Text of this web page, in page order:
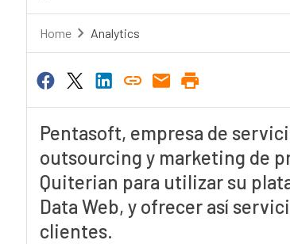
Home Analytics
Pentasoft, empresa de
outsourcing y marketing de
Quiterian para utilizar su
Data Web, y ofrecer así
clientes.